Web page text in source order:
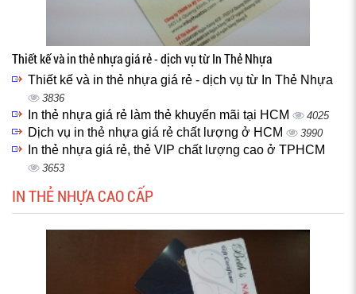
Thiết kế và in thẻ nhựa giá rẻ - dịch vụ từ In Thẻ Nhựa
Thiết kế và in thẻ nhựa giá rẻ - dịch vụ từ In Thẻ Nhựa
3836
In thẻ nhựa giá rẻ làm thẻ khuyến mãi tại HCM 4025
Dịch vụ in thẻ nhựa giá rẻ chất lượng ở HCM 3990
In thẻ nhựa giá rẻ, thẻ VIP chất lượng cao ở TPHCM
3653
IN THẺ NHỰA CAO CẤP